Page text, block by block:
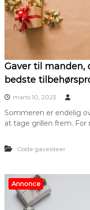
Gaver til manden,
bedste
marts 10, 2023
Sommeren er endelig
at tage grillen frem.
Gode gaveideer
Annonce